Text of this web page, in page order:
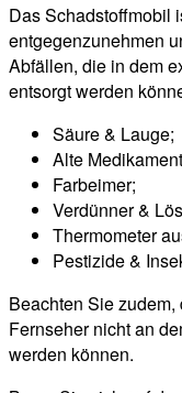
Das Schadstoffmobil
entgegenzunehmen
Abfällen, die in dem
entsorgt werden
Säure & Lauge;
Alte
Farbeimer;
Verdünner &
Thermometer
Pestizide &
Beachten Sie
Fernseher nicht an
werden können.